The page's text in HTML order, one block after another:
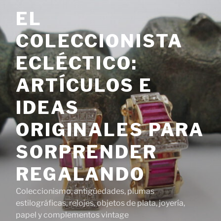
contenido
EL
COLECCIONISTA
ECLÉCTICO:
ARTÍCULOS E
IDEAS
ORIGINALES PARA
SORPRENDER
REGALANDO
Coleccionismo, antigüedades, plumas
estilográficas, relojes, objetos de plata, joyería,
papel y complementos vintage